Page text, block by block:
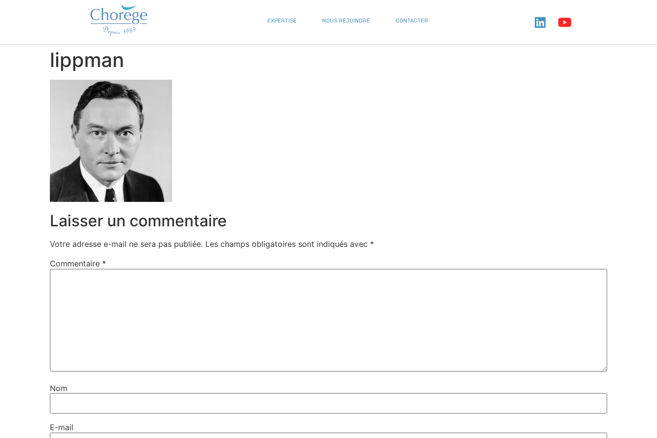
EXPERTISE NOUS REJOINDRE CONTACTER
lippman
Laisser un commentaire
Votre adresse e-mail ne sera pas publiée. Les champs obligatoires sont indiqués avec *
Commentaire *
Nom
E-mail